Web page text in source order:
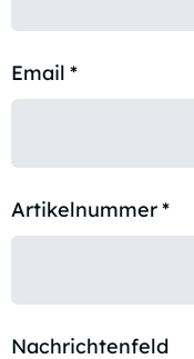
Email *
Artikelnummer*
Nachrichtenfeld